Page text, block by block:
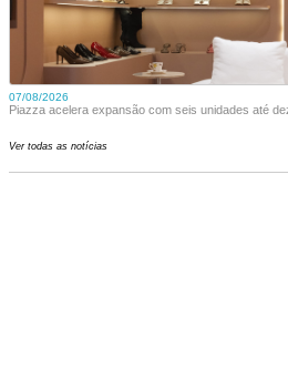
07/08/2026
Piazza acelera expansão com seis unidades até
Ver todas as notícias